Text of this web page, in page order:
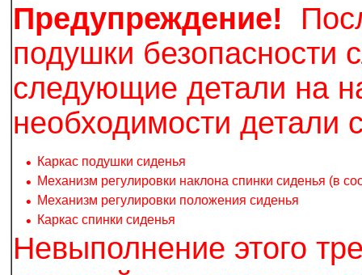
Предупреждение!
подушки безопасности
следующие детали на
необходимости детали
• Каркас подушки сиденья
• Механизм регулировки наклона спинки сиденья (в
• Механизм регулировки положения сиденья
• Каркас спинки сиденья
Невыполнение этого